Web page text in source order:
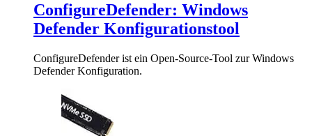
ConfigureDefender: Windows
Defender Konfigurationstool
ConfigureDefender ist ein Open-Source-Tool zur Windows
Defender Konfiguration.